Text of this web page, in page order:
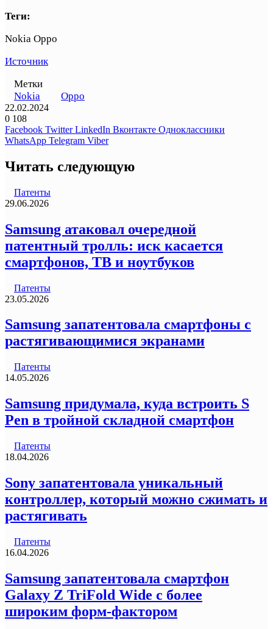
Теги:
Nokia Oppo
Источник
Метки
Nokia
Oppo
22.02.2024
0 108
Facebook Twitter LinkedIn Вконтакте Одноклассники
WhatsApp Telegram Viber
Читать следующую
Патенты
29.06.2026
Samsung атаковал очередной
патентный тролль: иск касается
смартфонов, ТВ и ноутбуков
Патенты
23.05.2026
Samsung запатентовала смартфоны с
растягивающимися экранами
Патенты
14.05.2026
Samsung придумала, куда встроить S
Pen в тройной складной смартфон
Патенты
18.04.2026
Sony запатентовала уникальный
контроллер, который можно сжимать и
растягивать
Патенты
16.04.2026
Samsung запатентовала смартфон
Galaxy Z TriFold Wide с более
широким форм-фактором